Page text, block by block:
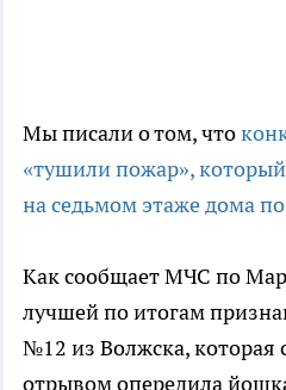
Мы писали о том, что
«тушили пожар»,
на седьмом этаже дома
Как сообщает МЧС по
лучшей по итогам
№12 из Волжска, которая
отрывом опередила